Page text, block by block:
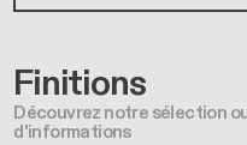
Finitions
Découvrez notre sélection
d'informations